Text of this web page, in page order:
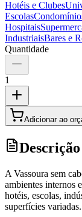
Hotéis e Clubes
Escolas
Hospitais
IndustriaisBares e
Quantidade
1
Adicionar ao
A Vassoura sem
ambientes internos
hotéis, escolas,
superfícies variadas.